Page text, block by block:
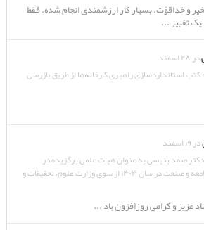
و خداقوّت. بسیار کار ارزشمندی انجام شده. فقط
تغییر ...
در ۲۸ اسفند
استانداردسازی راهبری کارخانه‌ها از طریق بازرسی
در ۱۹ اسفند
صمد بنیسی به عنوان هیات علمی برگزیده در
همکاری با جامعه و صنعت در سال ۱۴۰۴ از سوی وزارت علوم، تحقیقات و
عزیز و گرامی روزافزون باد ...